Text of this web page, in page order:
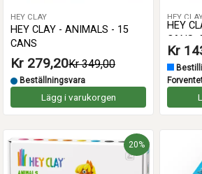
HEY CLAY
HEY CLAY - ANIMALS - 15
CANS
Kr 279,20Kr 349,00
Beställningsvara
Lägg i varukorgen
HEY
HEY
CANS:
Kr
20%